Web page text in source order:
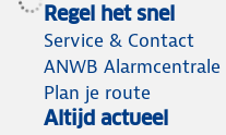
Regel het snel
Service & Contact
ANWB Alarmcentrale
Plan je route
Altijd actueel